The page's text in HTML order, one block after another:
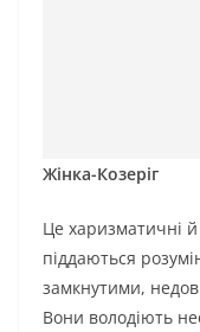
Жінка-Козеріг
Це харизматичні й
піддаються
замкнутими,
Вони володіють